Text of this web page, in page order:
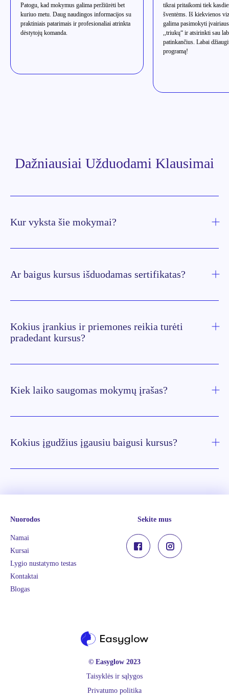
Patogu, kad mokymus galima peržiūrėti bet
kuriuo metu. Daug naudingos informacijos su
praktiniais patarimais ir profesionaliai atrinkta
dėstytojų komanda.
tikrai pritaikomi tiek
šventėms. Iš kiekvienos
galima pasimokyti
,,triukų“ ir atsirinkti sau
patinkančius. Labai
programą!
Dažniausiai Užduodami Klausimai
Kur vyksta šie mokymai?
Ar baigus kursus išduodamas sertifikatas?
Kokius įrankius ir priemones reikia turėti
pradedant kursus?
Kiek laiko saugomas mokymų įrašas?
Kokius įgudžius įgausiu baigusi kursus?
Nuorodos
Namai
Kursai
Lygio nustatymo testas
Kontaktai
Blogas
Sekite mus
© Easyglow 2023
Taisyklės ir sąlygos
Privatumo politika